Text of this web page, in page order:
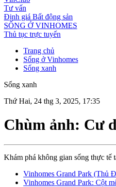
Tư vấn
Định giá Bất động sản
SỐNG Ở VINHOMES
Thủ tục trực tuyến
Trang chủ
Sống ở Vinhomes
Sống xanh
Sống xanh
Thứ Hai, 24 thg 3, 2025, 17:35
Chùm ảnh: Cư
Khám phá không gian sống thực tế
Vinhomes Grand Park (Thủ
Vinhomes Grand Park: Cột